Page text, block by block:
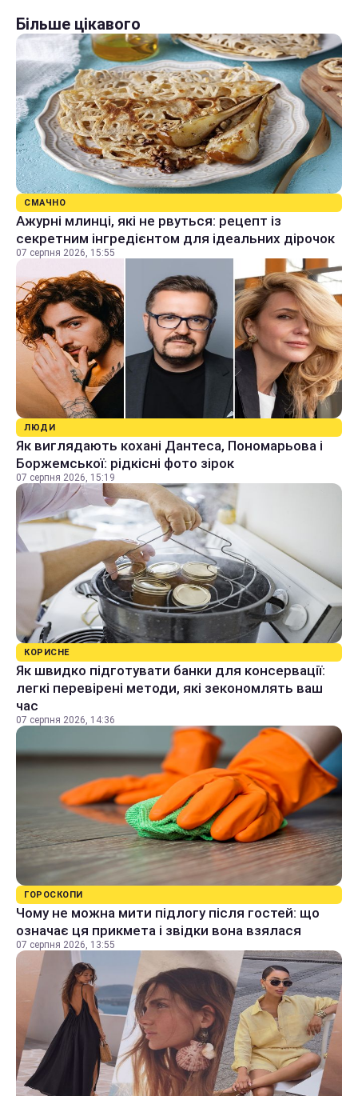
Більше цікавого
СМАЧНО
Ажурні млинці, які не рвуться: рецепт із
секретним інгредієнтом для ідеальних дірочок
07 серпня 2026, 15:55
ЛЮДИ
Як виглядають кохані Дантеса, Пономарьова і
Боржемської: рідкісні фото зірок
07 серпня 2026, 15:19
КОРИСНЕ
Як швидко підготувати банки для консервації:
легкі перевірені методи, які зекономлять ваш
час
07 серпня 2026, 14:36
ГОРОСКОПИ
Чому не можна мити підлогу після гостей: що
означає ця прикмета і звідки вона взялася
07 серпня 2026, 13:55